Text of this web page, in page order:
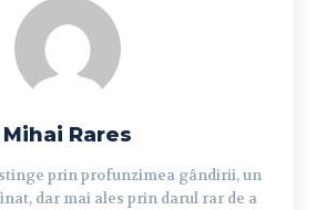
Mihai Rares
prin profunzimea gândirii, un
dar mai ales prin darul rar de a